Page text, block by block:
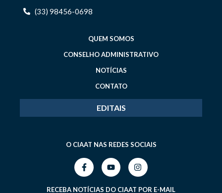
(33) 98456-0698
QUEM SOMOS
CONSELHO ADMINISTRATIVO
NOTÍCIAS
CONTATO
EDITAIS
O CIAAT NAS REDES SOCIAIS
RECEBA NOTÍCIAS DO CIAAT POR E-MAIL